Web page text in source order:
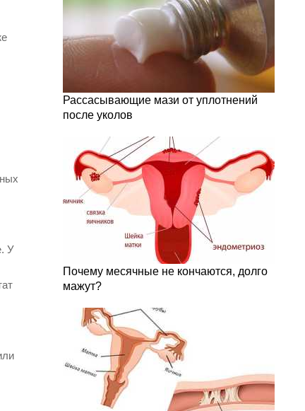
У
Рассасывающие мази от уплотнений
после уколов
Почему месячные не кончаются, долго
мажут?